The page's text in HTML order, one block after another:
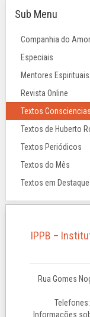
Sub Menu
Companhia do Amor
Especiais
Mentores Espirituais
Revista Online
Textos Consciencias
Textos de Huberto
Textos Periódicos
Textos do Mês
Textos em Destaque
IPPB –
Rua Gomes
Informações